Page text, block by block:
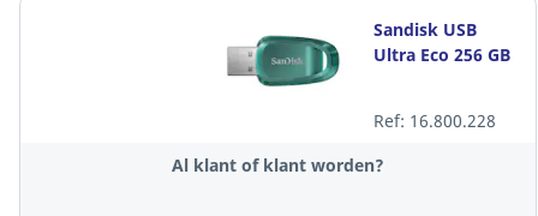
Sandisk USB
Ultra Eco 256 GB
Ref: 16.800.228
Al klant of klant worden?